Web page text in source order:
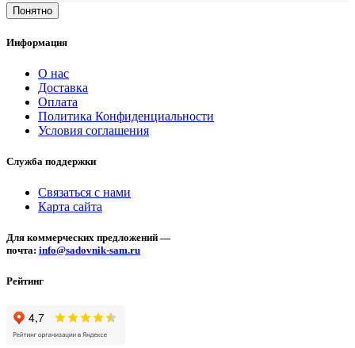
Понятно
Информация
О нас
Доставка
Оплата
Политика Конфиденциальности
Условия соглашения
Служба поддержки
Связаться с нами
Карта сайта
Для коммерческих предложений —
почта: info@sadovnik-sam.ru
Рейтинг